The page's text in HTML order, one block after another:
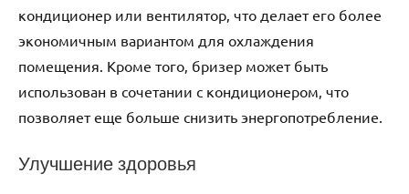
кондиционер или вентилятор‚ что делает его более
экономичным вариантом для охлаждения
помещения. Кроме того‚ бризер может быть
использован в сочетании с кондиционером‚ что
позволяет еще больше снизить энергопотребление.
Улучшение здоровья